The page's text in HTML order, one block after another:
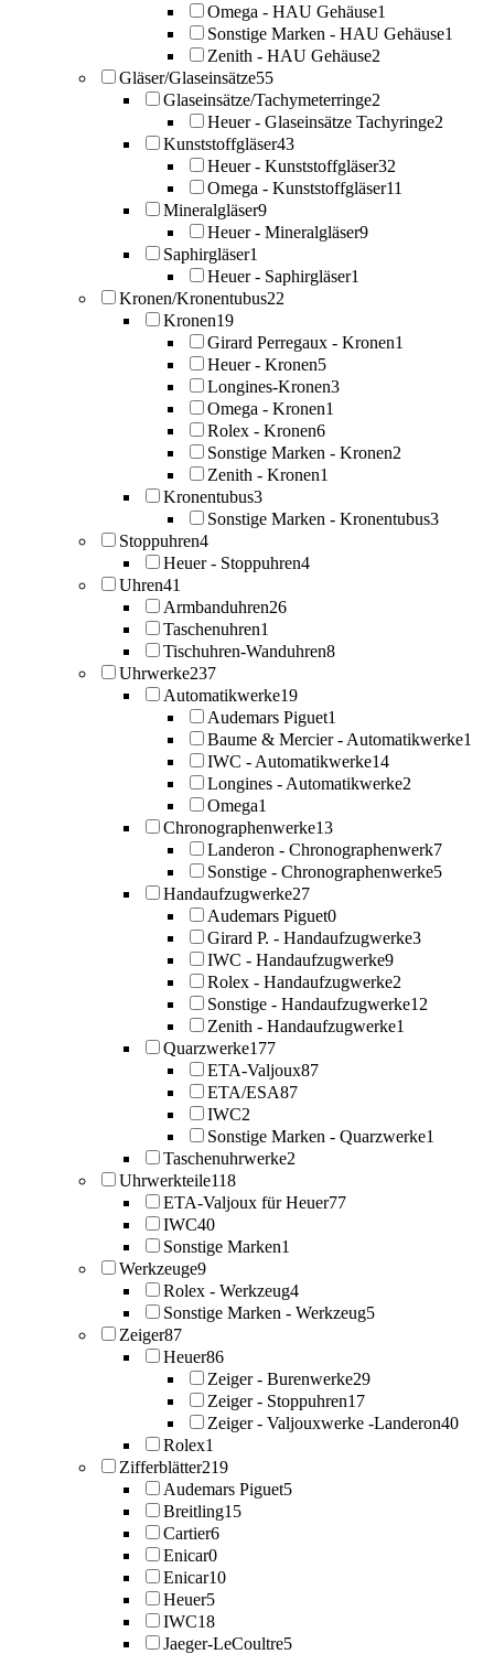
Omega - HAU Gehäuse1
Sonstige Marken - HAU Gehäuse1
Zenith - HAU Gehäuse2
Gläser/Glaseinsätze55
Glaseinsätze/Tachymeterringe2
Heuer - Glaseinsätze Tachyringe2
Kunststoffgläser43
Heuer - Kunststoffgläser32
Omega - Kunststoffgläser11
Mineralgläser9
Heuer - Mineralgläser9
Saphirgläser1
Heuer - Saphirgläser1
Kronen/Kronentubus22
Kronen19
Girard Perregaux - Kronen1
Heuer - Kronen5
Longines-Kronen3
Omega - Kronen1
Rolex - Kronen6
Sonstige Marken - Kronen2
Zenith - Kronen1
Kronentubus3
Sonstige Marken - Kronentubus3
Stoppuhren4
Heuer - Stoppuhren4
Uhren41
Armbanduhren26
Taschenuhren1
Tischuhren-Wanduhren8
Uhrwerke237
Automatikwerke19
Audemars Piguet1
Baume & Mercier - Automatikwerke1
IWC - Automatikwerke14
Longines - Automatikwerke2
Omega1
Chronographenwerke13
Landeron - Chronographenwerk7
Sonstige - Chronographenwerke5
Handaufzugwerke27
Audemars Piguet0
Girard P. - Handaufzugwerke3
IWC - Handaufzugwerke9
Rolex - Handaufzugwerke2
Sonstige - Handaufzugwerke12
Zenith - Handaufzugwerke1
Quarzwerke177
ETA-Valjoux87
ETA/ESA87
IWC2
Sonstige Marken - Quarzwerke1
Taschenuhrwerke2
Uhrwerkteile118
ETA-Valjoux für Heuer77
IWC40
Sonstige Marken1
Werkzeuge9
Rolex - Werkzeug4
Sonstige Marken - Werkzeug5
Zeiger87
Heuer86
Zeiger - Burenwerke29
Zeiger - Stoppuhren17
Zeiger - Valjouxwerke -Landeron40
Rolex1
Zifferblätter219
Audemars Piguet5
Breitling15
Cartier6
Enicar0
Enicar10
Heuer5
IWC18
Jaeger-LeCoultre5